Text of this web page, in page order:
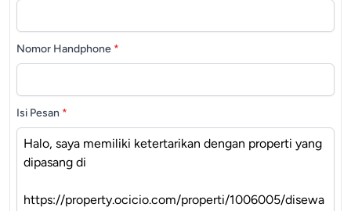
Nomor Handphone *
Isi Pesan *